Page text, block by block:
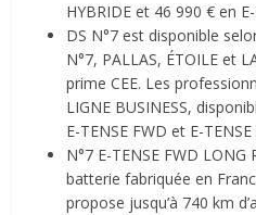
HYBRIDE et 46 990 € en
DS N°7 est disponible
N°7, PALLAS, ÉTOILE et
prime CEE. Les
LIGNE BUSINESS,
E-TENSE FWD et E-
N°7 E-TENSE FWD LONG
batterie fabriquée en
propose jusqu’à 740 km